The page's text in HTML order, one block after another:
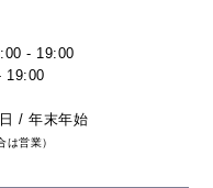
- 19:00
19:00
/ 年末年始
は営業）